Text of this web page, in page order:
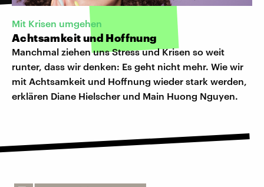
Mit Krisen umgehen
Achtsamkeit und Hoffnung
Manchmal ziehen uns Stress und Krisen so weit
runter, dass wir denken: Es geht nicht mehr. Wie wir
mit Achtsamkeit und Hoffnung wieder stark werden,
erklären Diane Hielscher und Main Huong Nguyen.